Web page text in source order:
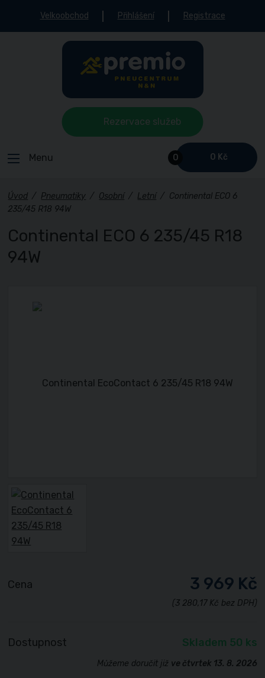
Velkoobchod Přihlášení Registrace
0 0 Kč
Menu
Rezervace služeb
Úvod / Pneumatiky / Osobní / Letní / Continental ECO 6
235/45 R18 94W
Continental ECO 6 235/45 R18
94W
Cena 3 969 Kč
(3 280,17 Kč bez DPH)
Dostupnost Skladem 50 ks
Můžeme doručit již ve čtvrtek 13. 8. 2026